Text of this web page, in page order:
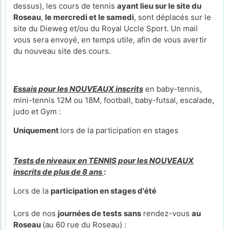
dessus), les cours de tennis ayant lieu sur le site du
Roseau, le mercredi et le samedi, sont déplacés sur le
site du Dieweg et/ou du Royal Uccle Sport. Un mail
vous sera envoyé, en temps utile, afin de vous avertir
du nouveau site des cours.
Essais pour les NOUVEAUX inscrits en baby-tennis,
mini-tennis 12M ou 18M, football, baby-futsal, escalade,
judo et Gym :
Uniquement lors de la participation en stages
Tests de niveaux en TENNIS pour les NOUVEAUX
inscrits de plus de 8 ans :
Lors de la participation en stages d'été
Lors de nos journées de tests sans rendez-vous au
Roseau (au 60 rue du Roseau) :